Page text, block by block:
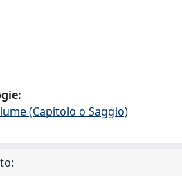
(Capitolo o Saggio)